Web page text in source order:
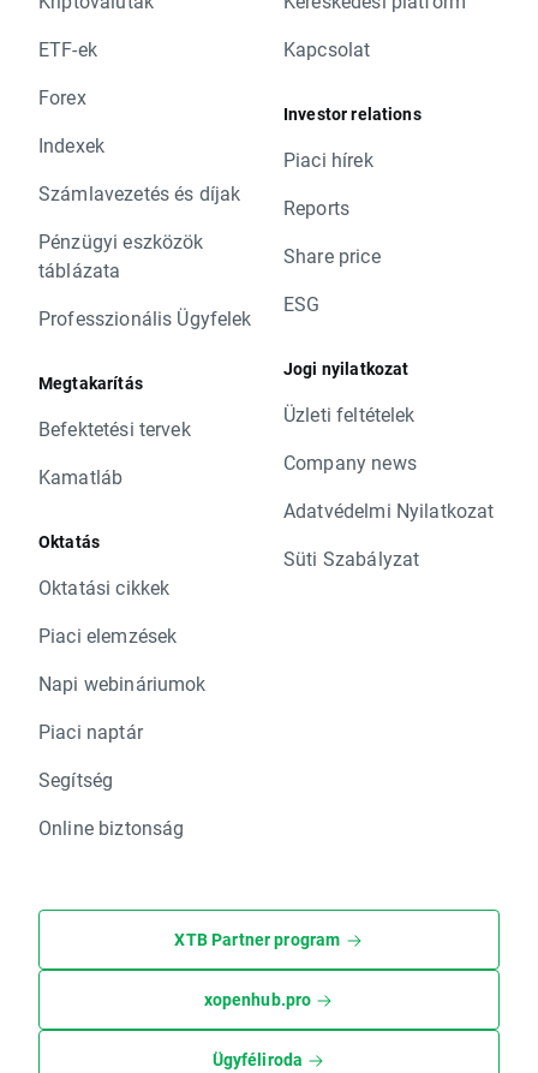
ETF-ek
Forex
Indexek
Számlavezetés és díjak
Pénzügyi eszközök
táblázata
Professzionális Ügyfelek
Megtakarítás
Befektetési tervek
Kamatláb
Oktatás
Oktatási cikkek
Piaci elemzések
Napi webináriumok
Piaci naptár
Segítség
Online biztonság
Kapcsolat
Investor relations
Piaci hírek
Reports
Share price
ESG
Jogi nyilatkozat
Üzleti feltételek
Company news
Adatvédelmi Nyilatkozat
Süti Szabályzat
XTB Partner program
xopenhub.pro
Ügyféliroda